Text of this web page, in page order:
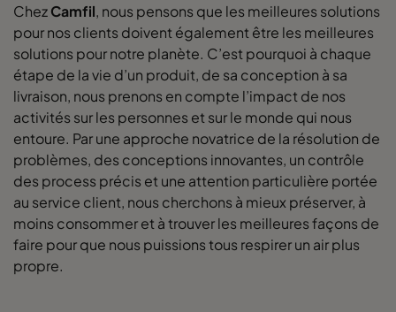
0160 287x892x370-6 ePM1 60% F7
0160 592x592x520-10 ePM1 60% F7
0160 592x490x520-10 ePM1 60% F7
0160 490x592x520-8 ePM1 60% F7
0160 592x287x520-10 ePM1 60%
0160 287x592x520-5
ChezCamfil, nous pensons que les meilleures solutions
pour nos clients doivent également être les meilleures
solutions pour notre planète. C’est pourquoi à chaque
étape de la vie d’un produit, de sa conception à sa
livraison, nous prenons en compte l’impact de nos
activités sur les personnes et sur le monde qui nous
entoure. Par une approche novatrice de la résolution de
problèmes, des conceptions innovantes, un contrôle
des process précis et une attention particulière portée
au service client, nous cherchons à mieux préserver, à
moins consommer et à trouver les meilleures façons de
faire pour que nous puissions tous respirer un air plus
propre.